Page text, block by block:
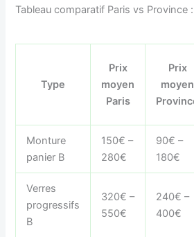
Tableau comparatif Paris vs Province :
Type
Prix
moyen
Paris
Prix
moyen
Monture
panier B
150€ –
280€
90€ –
180€
Verres
progressifs
B
320€ –
550€
240€ –
400€